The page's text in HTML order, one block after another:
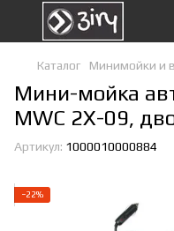
Каталог Минимойки и
Мини-мойка
MWC 2X-09,
Артикул: 1000010000884
−22%